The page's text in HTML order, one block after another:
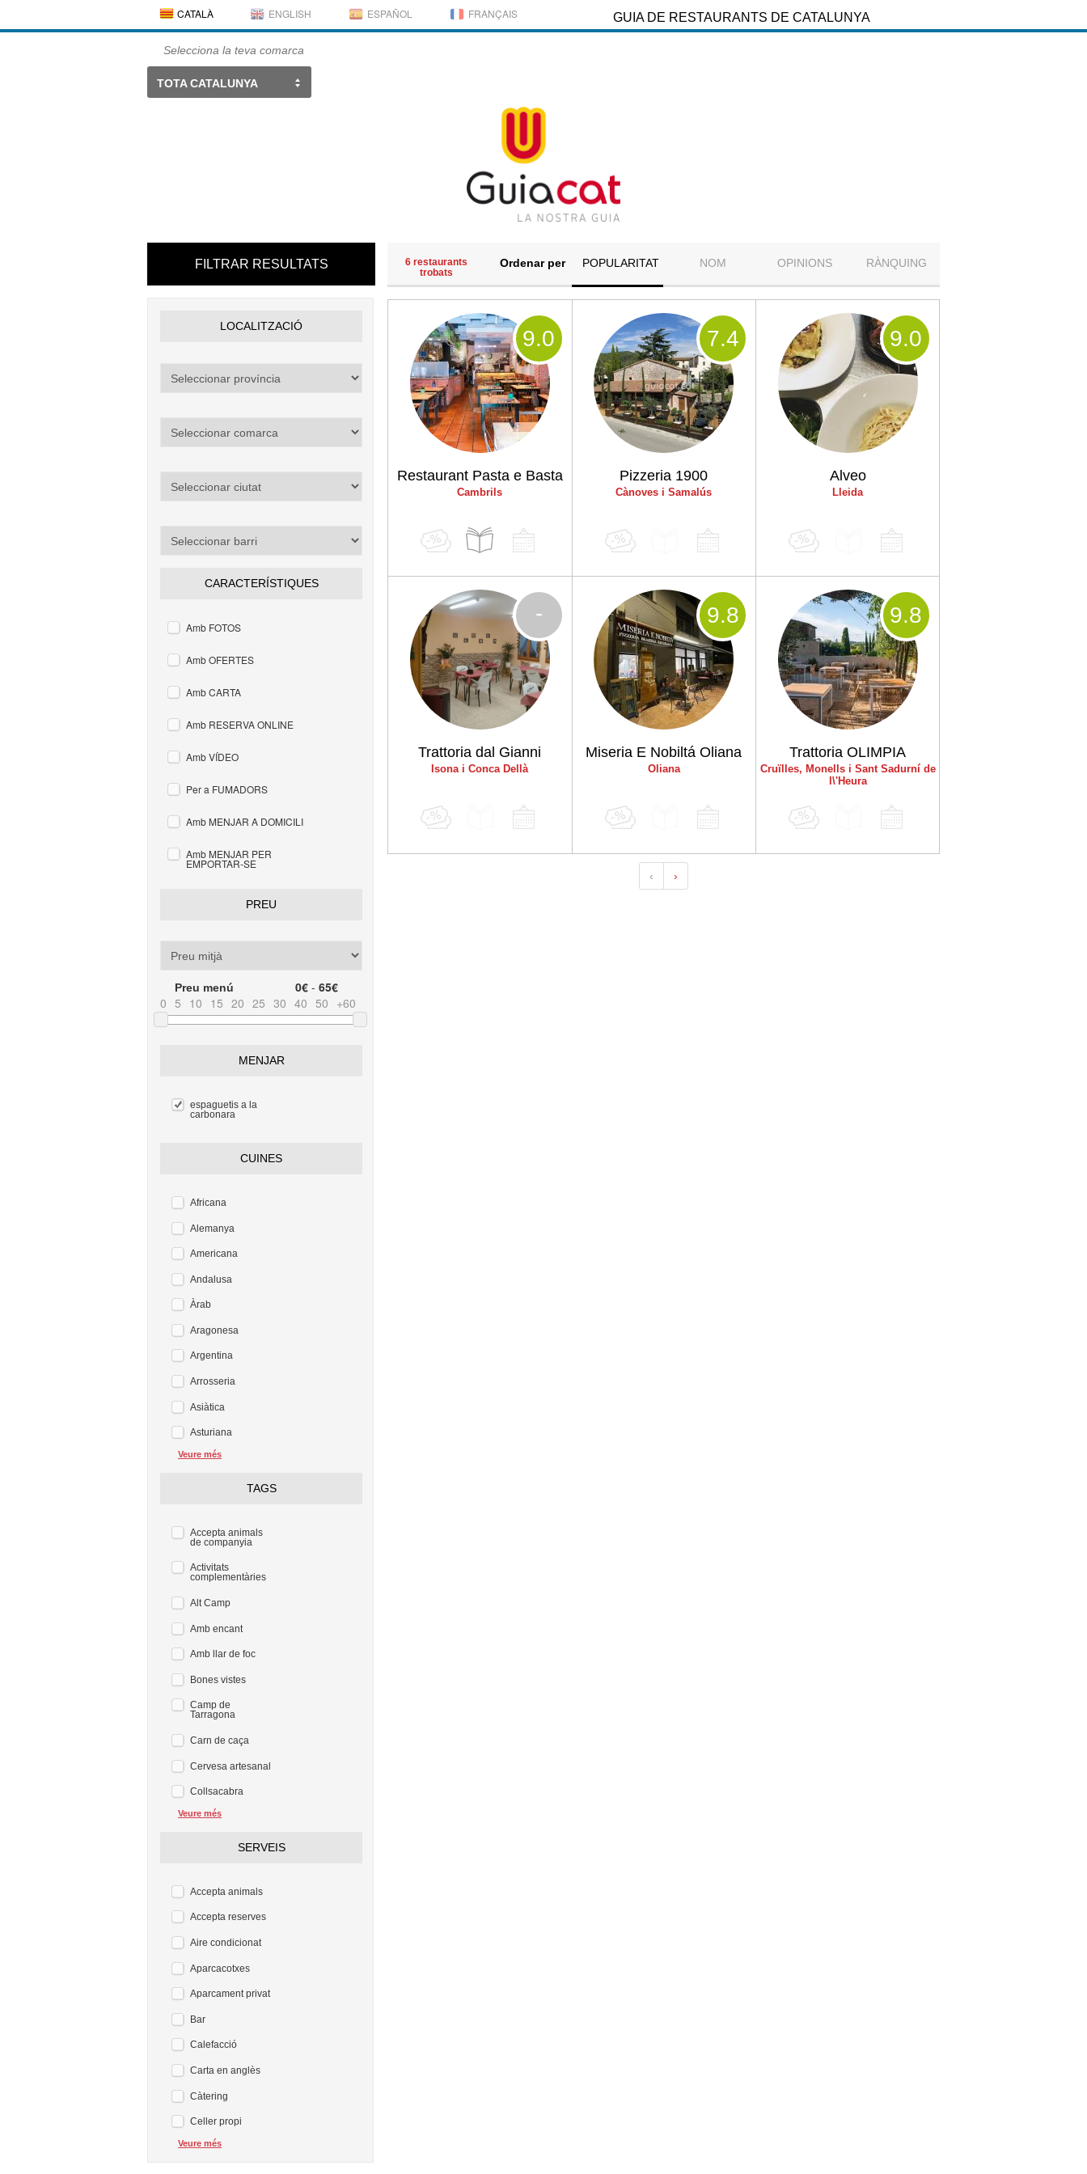
CATALÀ ENGLISH ESPAÑOL FRANÇAIS GUIA DE RESTAURANTS DE CATALUNYA
Selecciona la teva comarca
TOTA CATALUNYA
FILTRAR RESULTATS
LOCALITZACIÓ
CARACTERÍSTIQUES
Amb FOTOS
Amb OFERTES
Amb CARTA
Amb RESERVA ONLINE
Amb VÍDEO
Per a FUMADORS
Amb MENJAR A DOMICILI
Amb MENJAR PER
EMPORTAR-SE
PREU
Preu menú 0€ - 65€
0 5 10 15 20 25 30 40 50 +60
MENJAR
espaguetis a la
carbonara
CUINES
Africana
Alemanya
Americana
Andalusa
Àrab
Aragonesa
Argentina
Arrosseria
Asiàtica
Asturiana
Veure més
TAGS
Accepta animals
de companyia
Activitats
complementàries
Alt Camp
Amb encant
Amb llar de foc
Bones vistes
Camp de
Tarragona
Carn de caça
Cervesa artesanal
Collsacabra
Veure més
SERVEIS
Accepta animals
Accepta reserves
Aire condicionat
Aparcacotxes
Aparcament privat
Bar
Calefacció
Carta en anglès
Càtering
Celler propi
Veure més
6 restaurants
trobats
Ordenar per POPULARITAT NOM OPINIONS RÀNQUING
Restaurant Pasta e Basta
Cambrils
9.0
Pizzeria 1900
Cànoves i Samalús
7.4
Alveo
Lleida
9.0
Trattoria dal Gianni
Isona i Conca Dellà
-
Miseria E Nobiltá Oliana
Oliana
9.8
Trattoria OLIMPIA
Cruïlles, Monells i Sant Sadurní de
l\'Heura
9.8
‹ ›